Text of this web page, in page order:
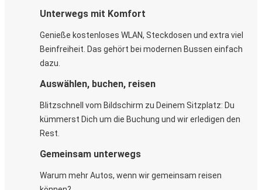
Unterwegs mit Komfort
Genieße kostenloses WLAN, Steckdosen und extra viel
Beinfreiheit. Das gehört bei modernen Bussen einfach
dazu.
Auswählen, buchen, reisen
Blitzschnell vom Bildschirm zu Deinem Sitzplatz: Du
kümmerst Dich um die Buchung und wir erledigen den
Rest.
Gemeinsam unterwegs
Warum mehr Autos, wenn wir gemeinsam reisen